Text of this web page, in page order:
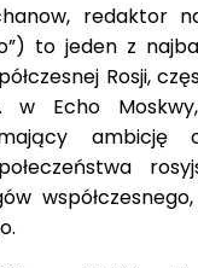
redaktor
to jeden z
Rosji,
w Echo
ambicję